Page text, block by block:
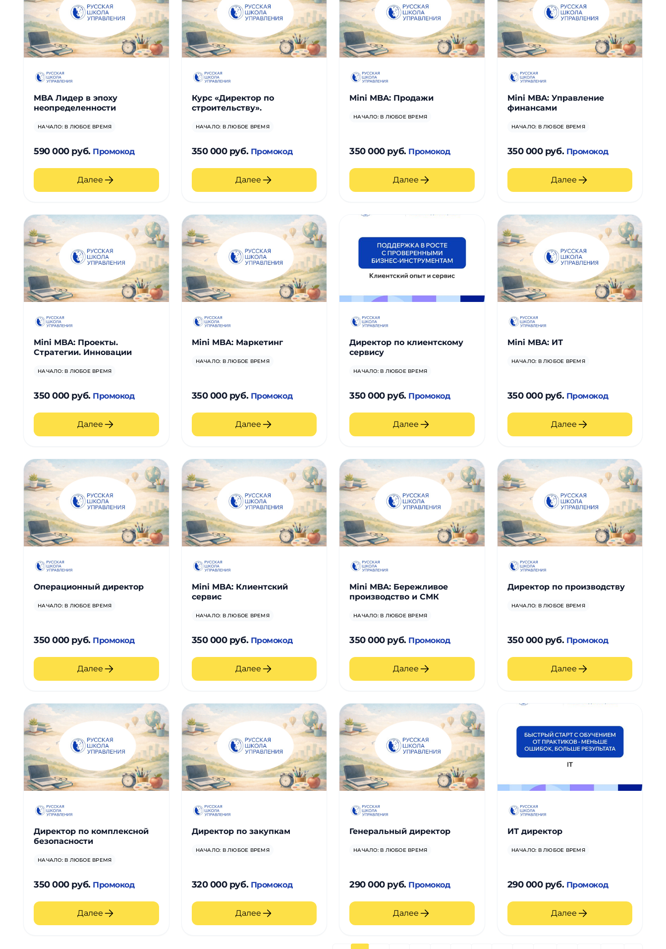
MBA Лидер в эпоху
неопределенности
НАЧАЛО: В ЛЮБОЕ ВРЕМЯ
590 000 руб. Промокод
Далее
Курс «Директор по
строительству».
НАЧАЛО: В ЛЮБОЕ ВРЕМЯ
350 000 руб. Промокод
Далее
Mini MBA: Продажи
НАЧАЛО: В ЛЮБОЕ ВРЕМЯ
350 000 руб. Промокод
Далее
Mini MBA: Управление
финансами
НАЧАЛО: В ЛЮБОЕ ВРЕМЯ
350 000 руб. Промокод
Далее
Mini MBA: Проекты.
Стратегии. Инновации
НАЧАЛО: В ЛЮБОЕ ВРЕМЯ
350 000 руб. Промокод
Далее
Mini MBA: Маркетинг
НАЧАЛО: В ЛЮБОЕ ВРЕМЯ
350 000 руб. Промокод
Далее
Директор по клиентскому
сервису
НАЧАЛО: В ЛЮБОЕ ВРЕМЯ
350 000 руб. Промокод
Далее
Mini MBA: ИТ
НАЧАЛО: В ЛЮБОЕ ВРЕМЯ
350 000 руб. Промокод
Далее
Операционный директор
НАЧАЛО: В ЛЮБОЕ ВРЕМЯ
350 000 руб. Промокод
Далее
Mini MBA: Клиентский
сервис
НАЧАЛО: В ЛЮБОЕ ВРЕМЯ
350 000 руб. Промокод
Далее
Mini MBA: Бережливое
производство и СМК
НАЧАЛО: В ЛЮБОЕ ВРЕМЯ
350 000 руб. Промокод
Далее
Директор по производству
НАЧАЛО: В ЛЮБОЕ ВРЕМЯ
350 000 руб. Промокод
Далее
Директор по комплексной
безопасности
НАЧАЛО: В ЛЮБОЕ ВРЕМЯ
350 000 руб. Промокод
Далее
Директор по закупкам
НАЧАЛО: В ЛЮБОЕ ВРЕМЯ
320 000 руб. Промокод
Далее
Генеральный директор
НАЧАЛО: В ЛЮБОЕ ВРЕМЯ
290 000 руб. Промокод
Далее
ИТ директор
НАЧАЛО: В ЛЮБОЕ ВРЕМЯ
290 000 руб. Промокод
Далее